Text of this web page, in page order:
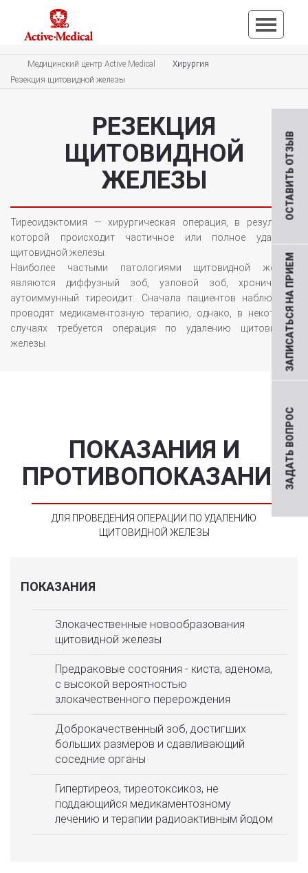
ЗАДАТЬ ВОПРОС
ЗАПИСАТЬСЯ НА ПРИЕМ
ОСТАВИТЬ ОТЗЫВ
РЕЗЕКЦИЯ
ЩИТОВИДНОЙ
ЖЕЛЕЗЫ
Тиреоидэктомия — хирургическая операция, в результате
которой происходит частичное или полное удаление
щитовидной железы.
Наиболее частыми патологиями щитовидной железы
являются диффузный зоб, узловой зоб, хронический
аутоиммунный тиреоидит. Сначала пациентов наблюдают,
проводят медикаментозную терапию, однако, в некоторых
случаях требуется операция по удалению щитовидной
железы.
Медицинский центр Active Medical
Хирургия
Резекция щитовидной железы
ПОКАЗАНИЯ И
ПРОТИВОПОКАЗАНИЯ
ДЛЯ ПРОВЕДЕНИЯ ОПЕРАЦИИ ПО УДАЛЕНИЮ
ЩИТОВИДНОЙ ЖЕЛЕЗЫ
ПОКАЗАНИЯ
Злокачественные новообразования
щитовидной железы
Предраковые состояния - киста, аденома,
с высокой вероятностью
злокачественного перерождения
Доброкачественный зоб, достигших
больших размеров и сдавливающий
соседние органы
Гипертиреоз, тиреотоксикоз, не
поддающийся медикаментозному
лечению и терапии радиоактивным йодом